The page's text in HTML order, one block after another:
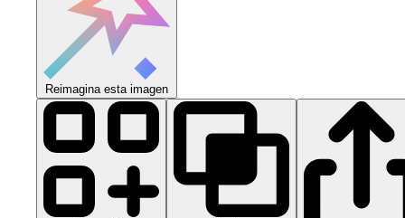
Reimagina esta imagen